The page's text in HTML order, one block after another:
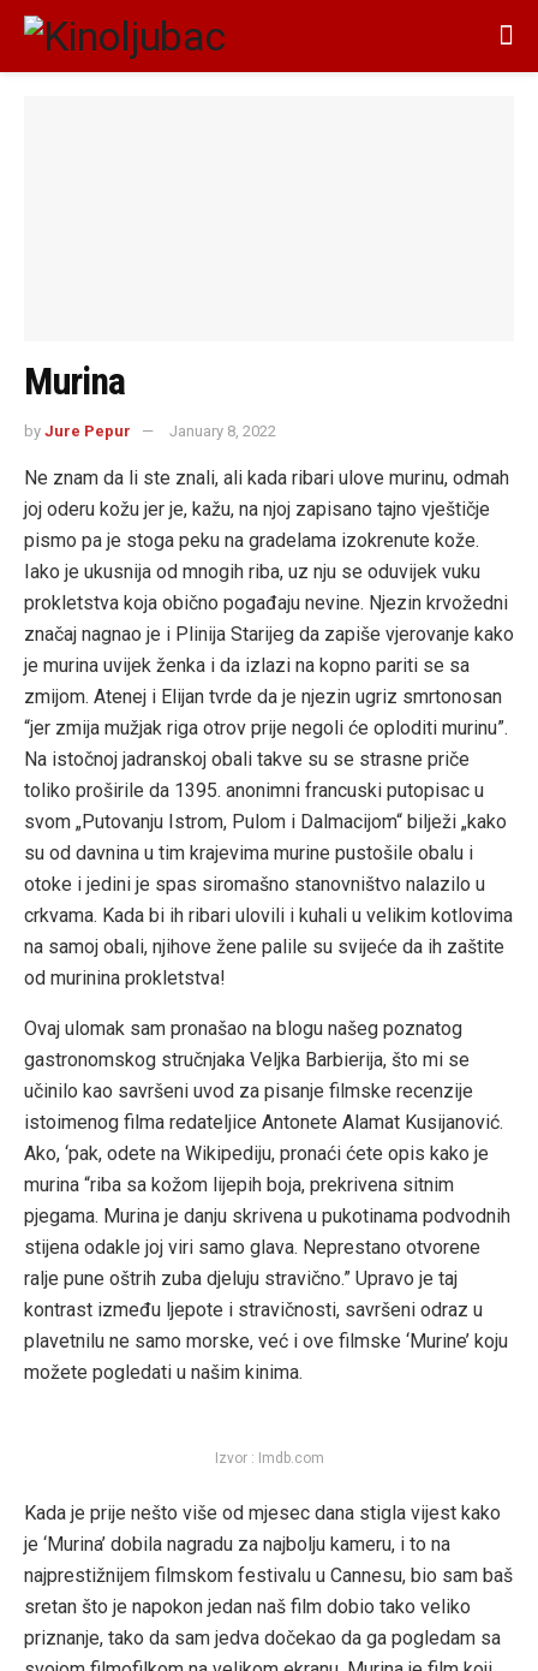
Murina
by Jure Pepur January 8, 2022
Ne znam da li ste znali, ali kada ribari ulove murinu, odmah
joj oderu kožu jer je, kažu, na njoj zapisano tajno vještičje
pismo pa je stoga peku na gradelama izokrenute kože.
Iako je ukusnija od mnogih riba, uz nju se oduvijek vuku
prokletstva koja obično pogađaju nevine. Njezin krvožedni
značaj nagnao je i Plinija Starijeg da zapiše vjerovanje kako
je murina uvijek ženka i da izlazi na kopno pariti se sa
zmijom. Atenej i Elijan tvrde da je njezin ugriz smrtonosan
“jer zmija mužjak riga otrov prije negoli će oploditi murinu”.
Na istočnoj jadranskoj obali takve su se strasne priče
toliko proširile da 1395. anonimni francuski putopisac u
svom „Putovanju Istrom, Pulom i Dalmacijom“ bilježi „kako
su od davnina u tim krajevima murine pustošile obalu i
otoke i jedini je spas siromašno stanovništvo nalazilo u
crkvama. Kada bi ih ribari ulovili i kuhali u velikim kotlovima
na samoj obali, njihove žene palile su svijeće da ih zaštite
od murinina prokletstva!
Ovaj ulomak sam pronašao na blogu našeg poznatog
gastronomskog stručnjaka Veljka Barbierija, što mi se
učinilo kao savršeni uvod za pisanje filmske recenzije
istoimenog filma redateljice Antonete Alamat Kusijanović.
Ako, ‘pak, odete na Wikipediju, pronaći ćete opis kako je
murina “riba sa kožom lijepih boja, prekrivena sitnim
pjegama. Murina je danju skrivena u pukotinama podvodnih
stijena odakle joj viri samo glava. Neprestano otvorene
ralje pune oštrih zuba djeluju stravično.” Upravo je taj
kontrast između ljepote i stravičnosti, savršeni odraz u
plavetnilu ne samo morske, već i ove filmske ‘Murine’ koju
možete pogledati u našim kinima.
Izvor : Imdb.com
Kada je prije nešto više od mjesec dana stigla vijest kako
je ‘Murina’ dobila nagradu za najbolju kameru, i to na
najprestižnijem filmskom festivalu u Cannesu, bio sam baš
sretan što je napokon jedan naš film dobio tako veliko
priznanje, tako da sam jedva dočekao da ga pogledam sa